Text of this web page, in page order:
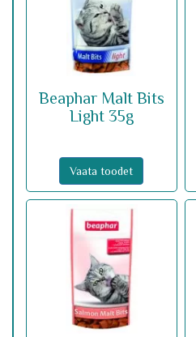
Beaphar Malt Bits
Light 35g
Vaata toodet